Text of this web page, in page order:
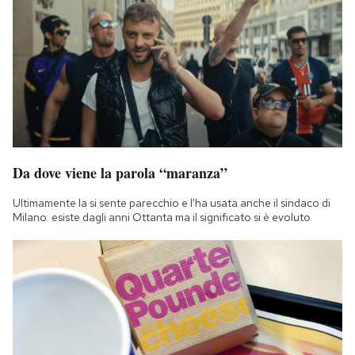
Da dove viene la parola “maranza”
Ultimamente la si sente parecchio e l'ha usata anche il sindaco di
Milano: esiste dagli anni Ottanta ma il significato si è evoluto